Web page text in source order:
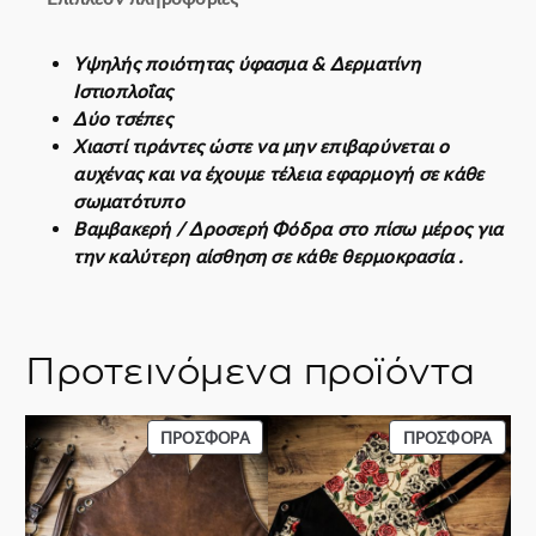
η
α
Υψηλής ποιότητας ύφασμα & Δερματίνη
Ιστιοπλοΐας
Δύο τσέπες
Χιαστί τιράντες ώστε να μην επιβαρύνεται ο
αυχένας και να έχουμε τέλεια εφαρμογή σε κάθε
σωματότυπο
Βαμβακερή / Δροσερή Φόδρα στο πίσω μέρος για
την καλύτερη αίσθηση σε κάθε θερμοκρασία .
Προτεινόμενα προϊόντα
ΠΡΟΣΦΟΡΆΠΡΟΪΌΝ
ΣΕ
ΠΡΟΣΦΟΡΆ
ΠΡΟΣΦΟΡΆ
ΣΕ